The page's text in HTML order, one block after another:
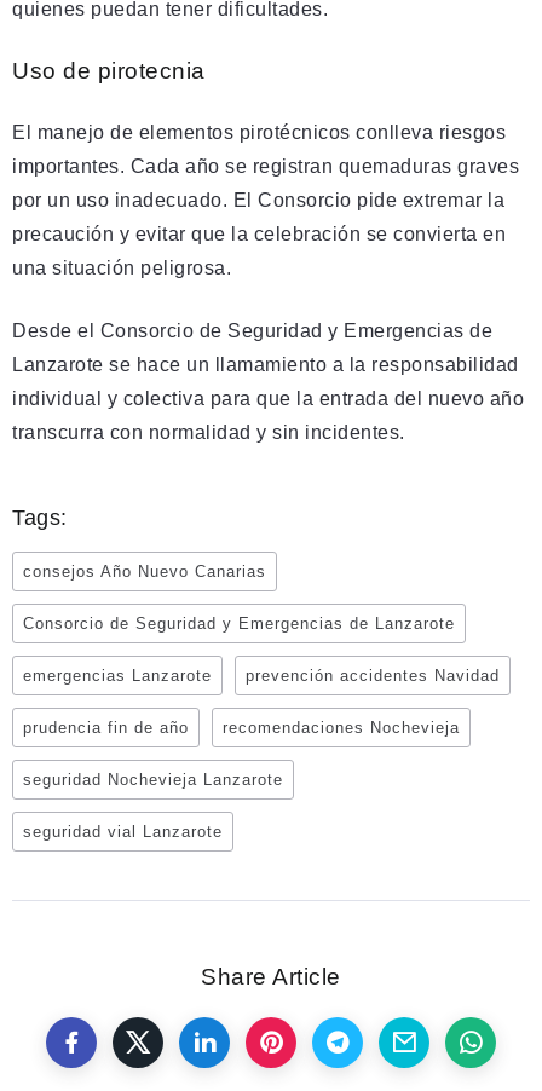
quienes puedan tener dificultades.
Uso de pirotecnia
El manejo de elementos pirotécnicos conlleva riesgos
importantes. Cada año se registran quemaduras graves
por un uso inadecuado. El Consorcio pide extremar la
precaución y evitar que la celebración se convierta en
una situación peligrosa.
Desde el Consorcio de Seguridad y Emergencias de
Lanzarote se hace un llamamiento a la responsabilidad
individual y colectiva para que la entrada del nuevo año
transcurra con normalidad y sin incidentes.
Tags:
consejos Año Nuevo Canarias
Consorcio de Seguridad y Emergencias de Lanzarote
emergencias Lanzarote prevención accidentes Navidad
prudencia fin de año recomendaciones Nochevieja
seguridad Nochevieja Lanzarote
seguridad vial Lanzarote
Share Article